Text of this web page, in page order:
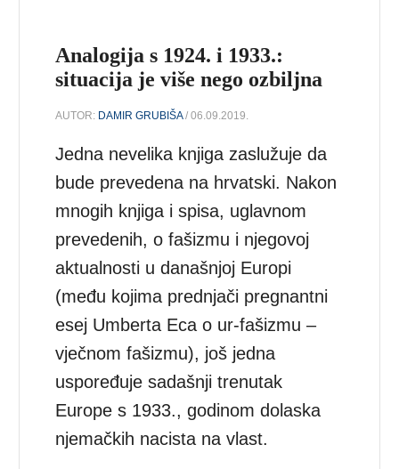
Analogija s 1924. i 1933.:
situacija je više nego ozbiljna
AUTOR: DAMIR GRUBIŠA/ 06.09.2019.
Jedna nevelika knjiga zaslužuje da
bude prevedena na hrvatski. Nakon
mnogih knjiga i spisa, uglavnom
prevedenih, o fašizmu i njegovoj
aktualnosti u današnjoj Europi
(među kojima prednjači pregnantni
esej Umberta Eca o ur-fašizmu –
vječnom fašizmu), još jedna
uspoređuje sadašnji trenutak
Europe s 1933., godinom dolaska
njemačkih nacista na vlast.